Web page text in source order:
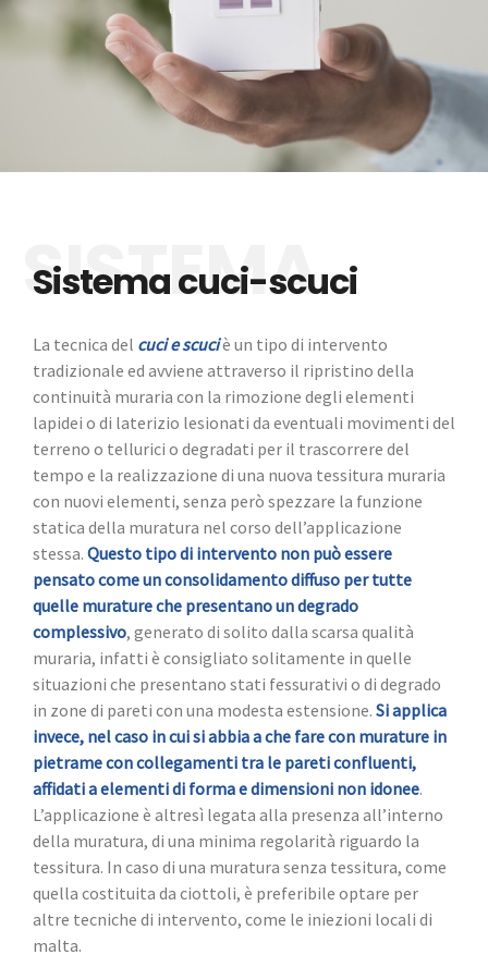
Sistema cuci-scuci
La tecnica del cuci e scuciè un tipo di intervento
tradizionale ed avviene attraverso il ripristino della
continuità muraria con la rimozione degli elementi
lapidei o di laterizio lesionati da eventuali movimenti del
terreno o tellurici o degradati per il trascorrere del
tempo e la realizzazione di una nuova tessitura muraria
con nuovi elementi, senza però spezzare la funzione
statica della muratura nel corso dell’applicazione
stessa. Questo tipo di intervento non può essere
pensato come un consolidamento diffuso per tutte
quelle murature che presentano un degrado
complessivo, generato di solito dalla scarsa qualità
muraria, infatti è consigliato solitamente in quelle
situazioni che presentano stati fessurativi o di degrado
in zone di pareti con una modesta estensione. Si applica
invece, nel caso in cui si abbia a che fare con murature in
pietrame con collegamenti tra le pareti confluenti,
affidati a elementi di forma e dimensioni non idonee.
L’applicazione è altresì legata alla presenza all’interno
della muratura, di una minima regolarità riguardo la
tessitura. In caso di una muratura senza tessitura, come
quella costituita da ciottoli, è preferibile optare per
altre tecniche di intervento, come le iniezioni locali di
malta.